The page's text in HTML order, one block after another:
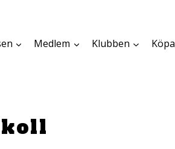
Medlem Klubben